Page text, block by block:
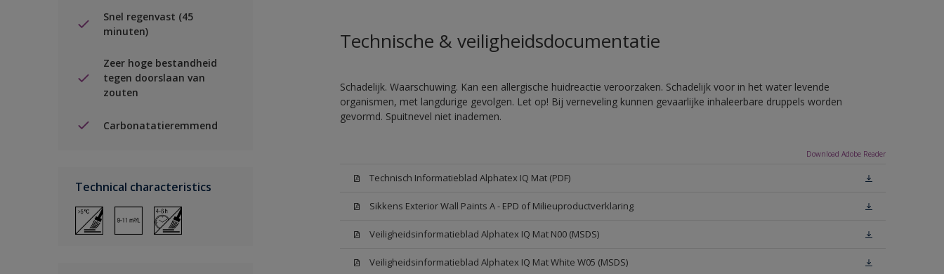
Snel regenvast (45
minuten)
Zeer hoge bestandheid
tegen doorslaan van
zouten
Carbonatatieremmend
Technical characteristics
Technische & veiligheidsdocumentatie
Schadelijk. Waarschuwing. Kan een allergische huidreactie veroorzaken. Schadelijk voor in het water levende
organismen, met langdurige gevolgen. Let op! Bij verneveling kunnen gevaarlijke inhaleerbare druppels worden
gevormd. Spuitnevel niet inademen.
Download Adobe Reader
Technisch Informatieblad Alphatex IQ Mat (PDF)
Sikkens Exterior Wall Paints A - EPD of Milieuproductverklaring
Veiligheidsinformatieblad Alphatex IQ Mat N00 (MSDS)
Veiligheidsinformatieblad Alphatex IQ Mat White W05 (MSDS)